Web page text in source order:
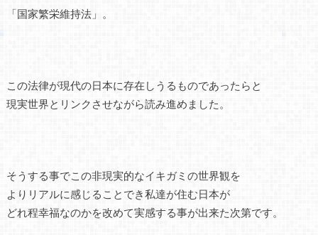
「国家繁栄維持法」。
この法律が現代の日本に存在しうるものであったらと
現実世界とリンクさせながら読み進めました。
そうする事でこの非現実的なイキガミの世界観を
よりリアルに感じることでき私達が住む日本が
どれ程幸福なのかを改めて実感する事が出来た次第です。